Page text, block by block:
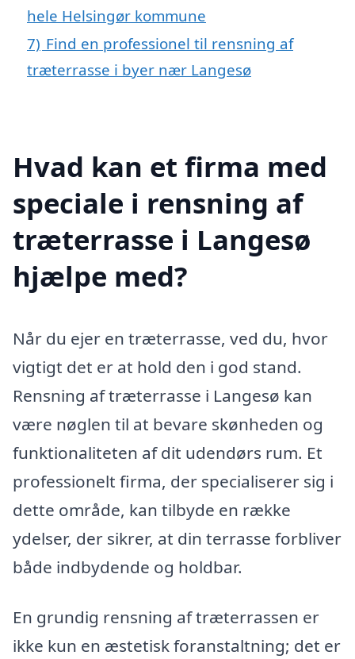
hele Helsingør kommune
7) Find en professionel til rensning af
træterrasse i byer nær Langesø
Hvad kan et firma med
speciale i rensning af
træterrasse i Langesø
hjælpe med?
Når du ejer en træterrasse, ved du, hvor
vigtigt det er at hold den i god stand.
Rensning af træterrasse i Langesø kan
være nøglen til at bevare skønheden og
funktionaliteten af dit udendørs rum. Et
professionelt firma, der specialiserer sig i
dette område, kan tilbyde en række
ydelser, der sikrer, at din terrasse forbliver
både indbydende og holdbar.
En grundig rensning af træterrassen er
ikke kun en æstetisk foranstaltning; det er